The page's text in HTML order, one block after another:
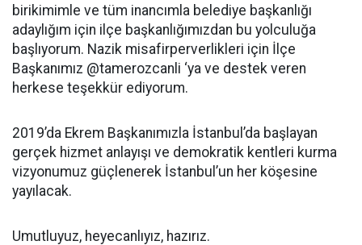
birikimimle ve tüm inancımla belediye başkanlığı
adaylığım için ilçe başkanlığımızdan bu yolculuğa
başlıyorum. Nazik misafirperverlikleri için İlçe
Başkanımız @tamerozcanli ‘ya ve destek veren
herkese teşekkür ediyorum.
2019’da Ekrem Başkanımızla İstanbul’da başlayan
gerçek hizmet anlayışı ve demokratik kentleri kurma
vizyonumuz güçlenerek İstanbul’un her köşesine
yayılacak.
Umutluyuz, heyecanlıyız, hazırız.